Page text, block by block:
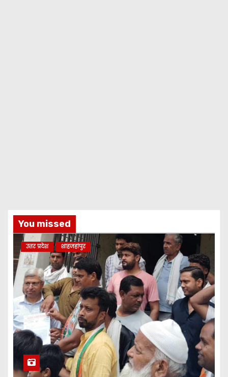
You missed
उत्तर प्रदेश शाहजहांपुर